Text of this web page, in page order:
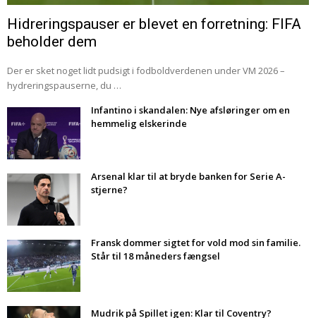
Hidreringspauser er blevet en forretning: FIFA
beholder dem
Der er sket noget lidt pudsigt i fodboldverdenen under VM 2026 –
hydreringspauserne, du …
Infantino i skandalen: Nye afsløringer om en
hemmelig elskerinde
Arsenal klar til at bryde banken for Serie A-
stjerne?
Fransk dommer sigtet for vold mod sin familie.
Står til 18 måneders fængsel
Mudrik på Spillet igen: Klar til Coventry?